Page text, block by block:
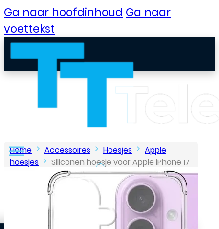
Ga naar hoofdinhoud Ga naar
voettekst
B2B Portaal
Klantenservice
Home Accessoires Hoesjes
Apple
hoesjes
Siliconen hoesje voor Apple iPhone 17
– Schok bestendig – Transparant